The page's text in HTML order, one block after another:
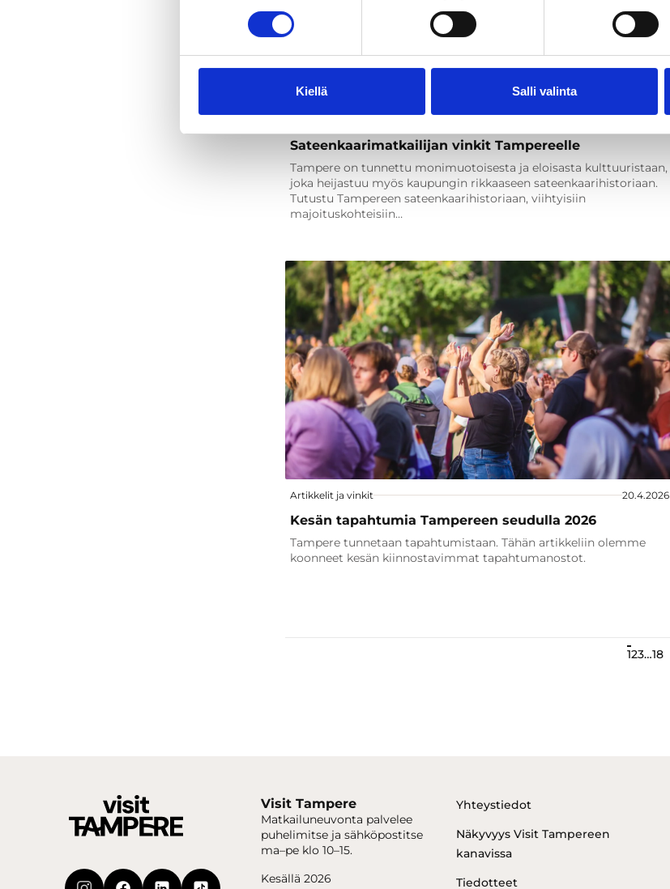
Kiellä Salli valinta
Sateenkaarimatkailijan vinkit Tampereelle
Tampere on tunnettu monimuotoisesta ja eloisasta kulttuuristaan,
joka heijastuu myös kaupungin rikkaaseen sateenkaarihistoriaan.
Tutustu Tampereen sateenkaarihistoriaan, viihtyisiin
majoituskohteisiin…
Artikkelit ja vinkit 20.4.2026
Kesän tapahtumia Tampereen seudulla 2026
Tampere tunnetaan tapahtumistaan. Tähän artikkeliin olemme
koonneet kesän kiinnostavimmat tapahtumanostot.
123…18
Visit Tampere
Matkailuneuvonta palvelee
puhelimitse ja sähköpostitse
ma–pe klo 10–15.
Kesällä 2026
Yhteystiedot
Näkyvyys Visit Tampereen
kanavissa
Tiedotteet